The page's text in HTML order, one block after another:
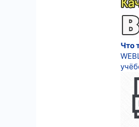
Что